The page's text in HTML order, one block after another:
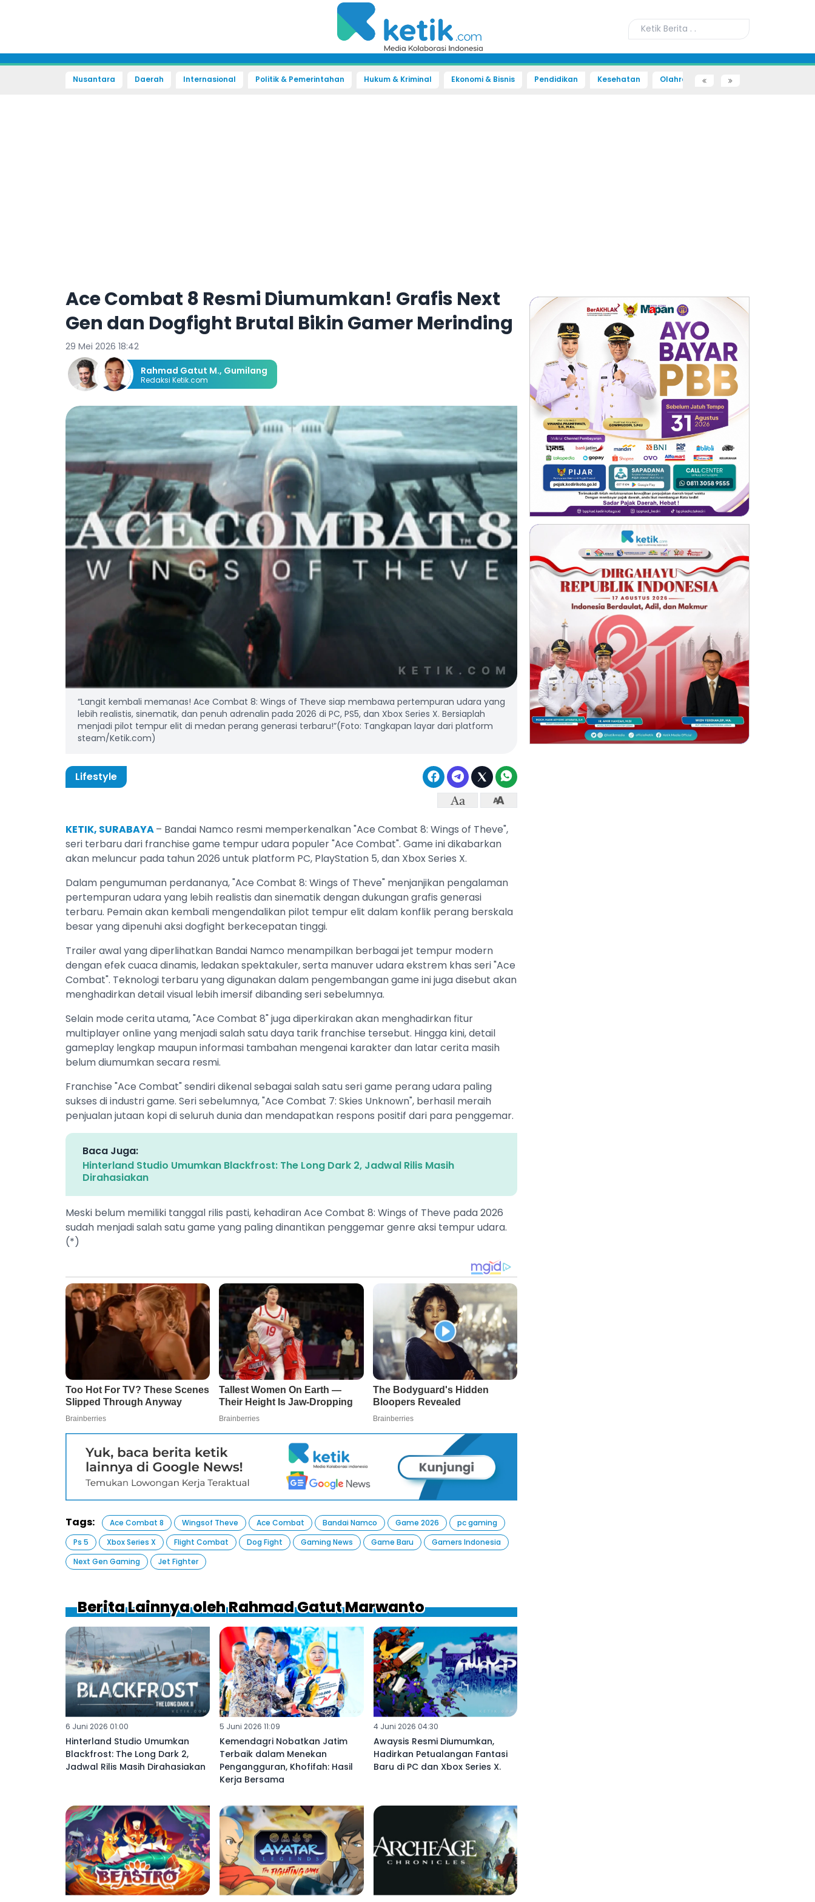
Nusantara Daerah Internasional Politik & Pemerintahan Hukum & Kriminal Ekonomi & Bisnis Pendidikan Kesehatan Olahraga Sains dan Teknologi
Ace Combat 8 Resmi Diumumkan! Grafis Next
Gen dan Dogfight Brutal Bikin Gamer Merinding
29 Mei 2026 18:42
Rahmad Gatut M., Gumilang
Redaksi Ketik.com
“Langit kembali memanas! Ace Combat 8: Wings of Theve siap membawa pertempuran udara yang
lebih realistis, sinematik, dan penuh adrenalin pada 2026 di PC, PS5, dan Xbox Series X. Bersiaplah
menjadi pilot tempur elit di medan perang generasi terbaru!”(Foto: Tangkapan layar dari platform
steam/Ketik.com)
Lifestyle
KETIK, SURABAYA– Bandai Namco resmi memperkenalkan "Ace Combat 8: Wings of Theve",
seri terbaru dari franchise game tempur udara populer "Ace Combat". Game ini dikabarkan
akan meluncur pada tahun 2026 untuk platform PC, PlayStation 5, dan Xbox Series X.
Dalam pengumuman perdananya, "Ace Combat 8: Wings of Theve" menjanjikan pengalaman
pertempuran udara yang lebih realistis dan sinematik dengan dukungan grafis generasi
terbaru. Pemain akan kembali mengendalikan pilot tempur elit dalam konflik perang berskala
besar yang dipenuhi aksi dogfight berkecepatan tinggi.
Trailer awal yang diperlihatkan Bandai Namco menampilkan berbagai jet tempur modern
dengan efek cuaca dinamis, ledakan spektakuler, serta manuver udara ekstrem khas seri "Ace
Combat". Teknologi terbaru yang digunakan dalam pengembangan game ini juga disebut akan
menghadirkan detail visual lebih imersif dibanding seri sebelumnya.
Selain mode cerita utama, "Ace Combat 8" juga diperkirakan akan menghadirkan fitur
multiplayer online yang menjadi salah satu daya tarik franchise tersebut. Hingga kini, detail
gameplay lengkap maupun informasi tambahan mengenai karakter dan latar cerita masih
belum diumumkan secara resmi.
Franchise "Ace Combat" sendiri dikenal sebagai salah satu seri game perang udara paling
sukses di industri game. Seri sebelumnya, "Ace Combat 7: Skies Unknown", berhasil meraih
penjualan jutaan kopi di seluruh dunia dan mendapatkan respons positif dari para penggemar.
Baca Juga:
Hinterland Studio Umumkan Blackfrost: The Long Dark 2, Jadwal Rilis Masih
Dirahasiakan
Meski belum memiliki tanggal rilis pasti, kehadiran Ace Combat 8: Wings of Theve pada 2026
sudah menjadi salah satu game yang paling dinantikan penggemar genre aksi tempur udara.
(*)
Tags: Ace Combat 8 Wingsof Theve Ace Combat Bandai Namco Game 2026
pc gaming
Ps 5
Xbox Series X Flight Combat Dog Fight Gaming News Game Baru
Gamers Indonesia
Next Gen Gaming
Jet Fighter
Berita Lainnya oleh Rahmad Gatut Marwanto
6 Juni 2026 01:00
Hinterland Studio Umumkan
Blackfrost: The Long Dark 2,
Jadwal Rilis Masih Dirahasiakan
5 Juni 2026 11:09
Kemendagri Nobatkan Jatim
Terbaik dalam Menekan
Pengangguran, Khofifah: Hasil
Kerja Bersama
4 Juni 2026 04:30
Awaysis Resmi Diumumkan,
Hadirkan Petualangan Fantasi
Baru di PC dan Xbox Series X.